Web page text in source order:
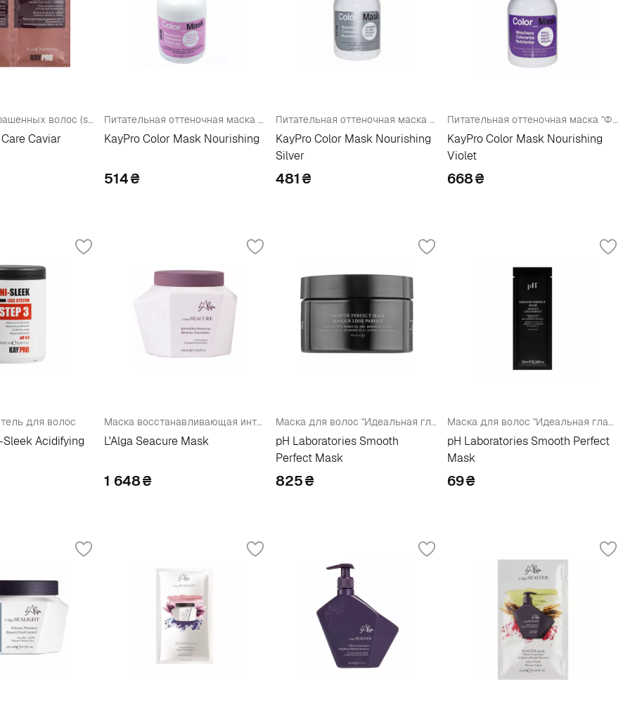
Набор для окрашенных волос (shmp/15ml + h/mask/15ml)
Caviar
Питательная оттеночная маска "Роза"
KayPro Color Mask Nourishing
514₴
Питательная оттеночная маска "Серебро"
KayPro Color Mask Nourishing
Silver
481₴
Питательная оттеночная маска "Фиолетовый"
KayPro Color Mask Nourishing
Violet
668₴
для волос
Sleek Acidifying
Маска восстанавливающая интенсивного действия
L'Alga Seacure Mask
1 648₴
Маска для волос "Идеальная гладкость"
pH Laboratories Smooth
Perfect Mask
825₴
Маска для волос "Идеальная гладкость" (пробник)
pH Laboratories Smooth Perfect
Mask
69₴